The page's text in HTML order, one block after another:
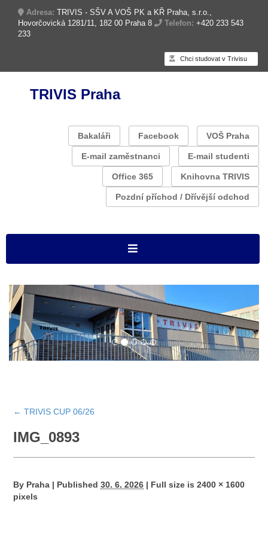
Adresa: TRIVIS - SŠV A VOŠ PK a KŘ Praha, s.r.o.,
Hovorčovická 1281/11, 182 00 Praha 8
Telefon: +420 233 543
233
Chci studovat v Trivisu
TRIVIS Praha
Bakaláři Facebook VOŠ Praha
E-mail zaměstnanci E-mail studenti
Office 365 Knihovna TRIVIS
Pozdní příchod / Dřívější odchod
← TRIVIS CUP 06/26
IMG_0893
By Praha | Published 30. 6. 2026 | Full size is2400 × 1600
pixels